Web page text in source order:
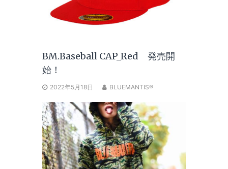
BM.Baseball CAP_Red 発売開
始！
2022年5月18日 BLUEMANTIS®